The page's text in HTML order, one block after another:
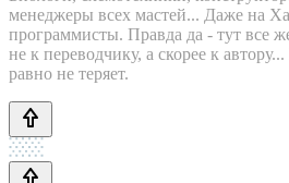
менеджеры всех мастей... Даже на
программисты. Правда да - тут все
не к переводчику, а скорее к
равно не теряет.